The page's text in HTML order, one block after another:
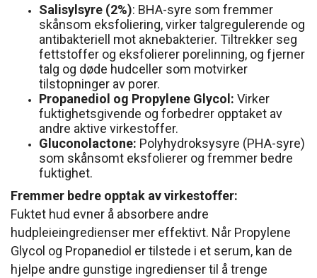
Salisylsyre (2%): BHA-syre som fremmer
skånsom eksfoliering, virker talgregulerende og
antibakteriell mot aknebakterier. Tiltrekker seg
fettstoffer og eksfolierer porelinning, og fjerner
talg og døde hudceller som motvirker
tilstopninger av porer.
Propanediol og Propylene Glycol: Virker
fuktighetsgivende og forbedrer opptaket av
andre aktive virkestoffer.
Gluconolactone: Polyhydroksysyre (PHA-syre)
som skånsomt eksfolierer og fremmer bedre
fuktighet.
Fremmer bedre opptak av virkestoffer:
Fuktet hud evner å absorbere andre
hudpleieingredienser mer effektivt. Når Propylene
Glycol og Propanediol er tilstede i et serum, kan de
hjelpe andre gunstige ingredienser til å trenge